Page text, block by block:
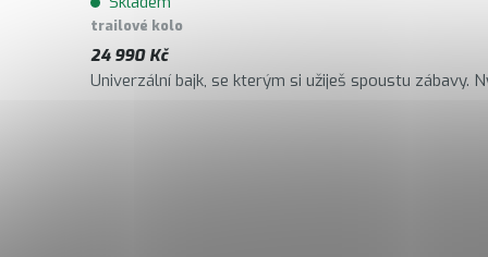
trailové kolo
24 990 Kč
Univerzální bajk, se kterým si užiješ spoustu zábavy.